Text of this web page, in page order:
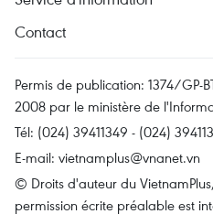
Contact
Permis de publication: 1374/GP-
2008 par le ministère de
Tél: (024) 39411349 - (024)
E-mail: vietnamplus@vnanet.vn
© Droits d'auteur du
permission écrite préalable est